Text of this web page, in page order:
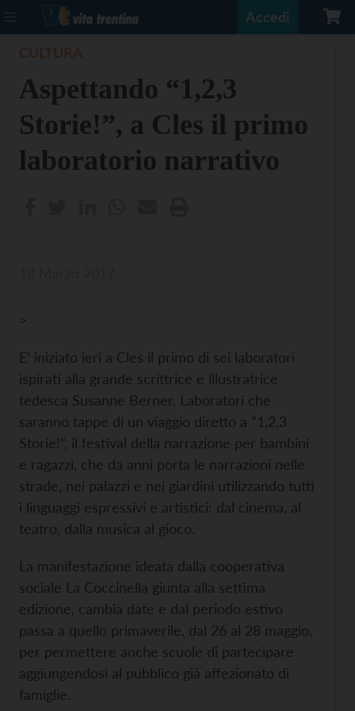
Accedi
Aspettando “1,2,3
Storie!”, a Cles il primo
laboratorio narrativo
>
E’ iniziato ieri a Cles il primo di sei laboratori
ispirati alla grande scrittrice e illustratrice
tedesca Susanne Berner. Laboratori che
saranno tappe di un viaggio diretto a “1,2,3
Storie!”, il festival della narrazione per bambini
e ragazzi, che da anni porta le narrazioni nelle
strade, nei palazzi e nei giardini utilizzando tutti
i linguaggi espressivi e artistici: dal cinema, al
teatro, dalla musica al gioco.
La manifestazione ideata dalla cooperativa
sociale La Coccinella giunta alla settima
edizione, cambia date e dal periodo estivo
passa a quello primaverile, dal 26 al 28 maggio,
per permettere anche scuole di partecipare
aggiungendosi al pubblico già affezionato di
famiglie.